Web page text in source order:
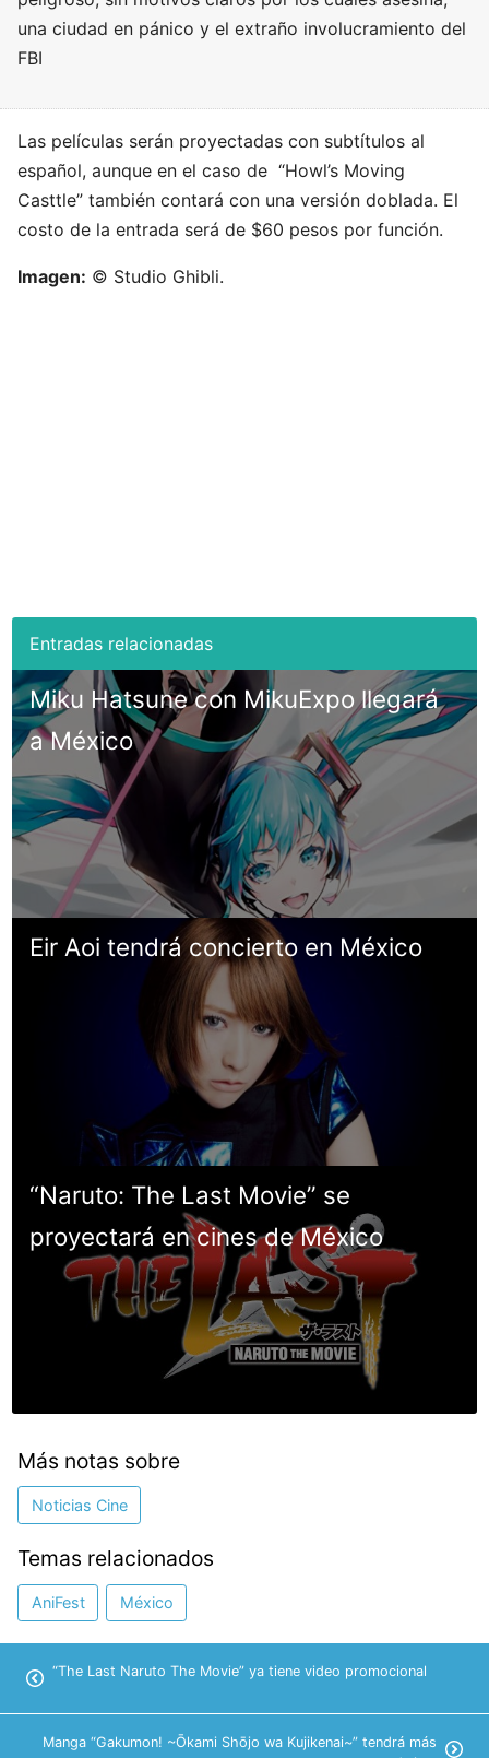
una ciudad en pánico y el extraño involucramiento del
FBI
Las películas serán proyectadas con subtítulos al
español, aunque en el caso de “Howl’s Moving
Casttle” también contará con una versión doblada. El
costo de la entrada será de $60 pesos por función.
Imagen: © Studio Ghibli.
Miku Hatsune con MikuExpo llegará
a México
Eir Aoi tendrá concierto en México
“Naruto: The Last Movie” se
proyectará en cines de México
Más notas sobre
Noticias Cine
Temas relacionados
AniFest México
“The Last Naruto The Movie” ya tiene video promocional
Manga “Gakumon! ~Ōkami Shōjo wa Kujikenai~” tendrá más